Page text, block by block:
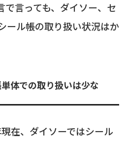
で言っても、ダイソー、セ
ール帳の取り扱い状況はか
体での取り扱いは少な
在、ダイソーではシール